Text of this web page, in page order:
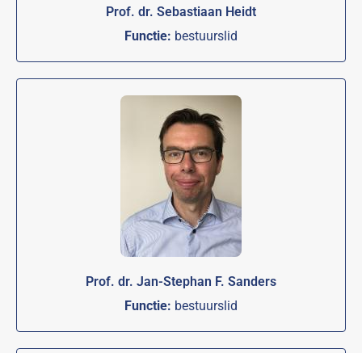
Prof. dr. Sebastiaan Heidt
Functie: bestuurslid
Prof. dr. Jan-Stephan F. Sanders
Functie: bestuurslid